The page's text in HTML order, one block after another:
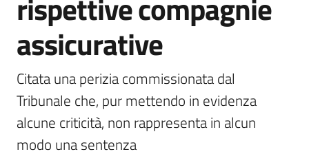
rispettive compagnie
assicurative
Citata una perizia commissionata dal
Tribunale che, pur mettendo in evidenza
alcune criticità, non rappresenta in alcun
modo una sentenza